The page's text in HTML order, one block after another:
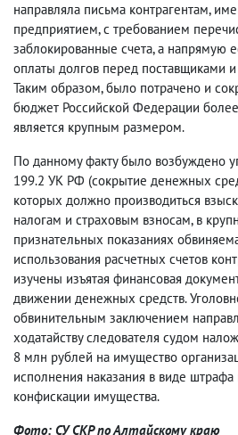
направляла письма контрагентам,
предприятием, с требованием
заблокированные счета, а напрямую
оплаты долгов перед поставщиками
Таким образом, было потрачено и
бюджет Российской Федерации
является крупным размером.
По данному факту было возбуждено
199.2 УК РФ (сокрытие денежных
которых должно производиться
налогам и страховым взносам, в
признательных показаниях
использования расчетных счетов
изучены изъятая финансовая
движении денежных средств.
обвинительным заключением
ходатайству следователя судом
8 млн рублей на имущество
исполнения наказания в виде
конфискации имущества.
Фото: СУ СКР по Алтайскому краю